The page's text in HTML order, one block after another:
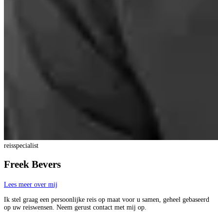
reisspecialist
Freek Bevers
Lees meer over mij
Ik stel graag een persoonlijke reis op maat voor u samen, geheel gebaseerd
op uw reiswensen. Neem gerust contact met mij op.